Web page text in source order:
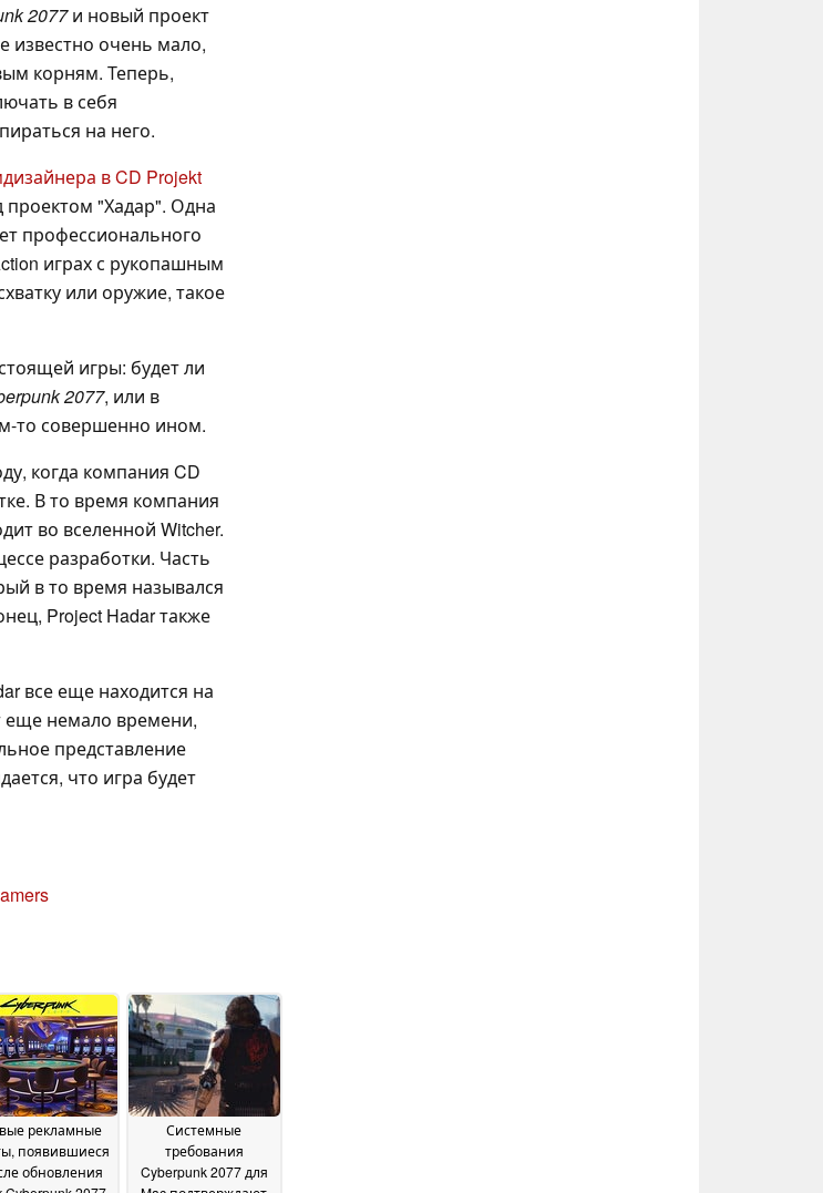
2077и новый проект
известно очень мало,
корням. Теперь,
в себя
на него.
в CD Projekt
проектом "Хадар". Одна
профессионального
играх с рукопашным
или оружие, такое
игры: будет ли
2077, или в
то совершенно ином.
когда компания CD
В то время компания
во вселенной Witcher.
разработки. Часть
в то время назывался
Project Hadar также
все еще находится на
еще немало времени,
представление
что игра будет
рекламные
появившиеся
обновления
Системные
требования
Cyberpunk 2077 для